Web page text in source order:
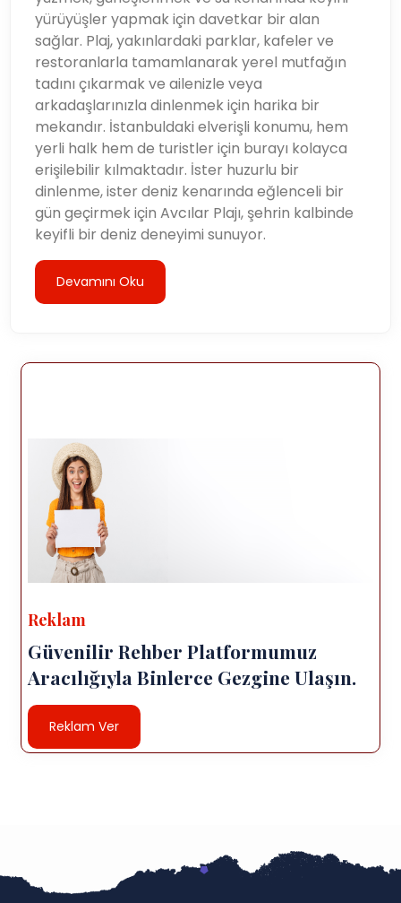
yürüyüşler yapmak için davetkar bir alan
sağlar. Plaj, yakınlardaki parklar, kafeler ve
restoranlarla tamamlanarak yerel mutfağın
tadını çıkarmak ve ailenizle veya
arkadaşlarınızla dinlenmek için harika bir
mekandır. İstanbuldaki elverişli konumu, hem
yerli halk hem de turistler için burayı kolayca
erişilebilir kılmaktadır. İster huzurlu bir
dinlenme, ister deniz kenarında eğlenceli bir
gün geçirmek için Avcılar Plajı, şehrin kalbinde
keyifli bir deniz deneyimi sunuyor.
Devamını Oku
Reklam
Güvenilir Rehber Platformumuz
Aracılığıyla Binlerce Gezgine Ulaşın.
Reklam Ver